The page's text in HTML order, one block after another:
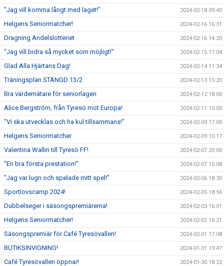
"Jag vill komma långt med laget!" 2024-02-18 09:40
Helgens Seniormatcher! 2024-02-16 16:31
Dragning Andelslotteriet 2024-02-16 14:20
"Jag vill bidra så mycket som möjligt!" 2024-02-15 17:04
Glad Alla Hjärtans Dag! 2024-02-14 11:34
Träningsplan STÄNGD 13/2 2024-02-13 15:20
Bra värdemätare för seniorlagen 2024-02-12 18:00
Alice Bergström, från Tyresö mot Europa! 2024-02-11 10:00
"Vi ska utvecklas och ha kul tillsammans!" 2024-02-09 17:00
Helgens Seniormatcher 2024-02-09 10:17
Valentina Wallin till Tyresö FF! 2024-02-07 20:00
"En bra första prestation!" 2024-02-07 15:08
"Jag var lugn och spelade mitt spel!" 2024-02-06 18:30
Sportlovscamp 2024! 2024-02-05 18:56
Dubbelseger i säsongspremiärerna! 2024-02-03 16:01
Helgens Seniormatcher! 2024-02-02 16:21
Säsongspremiär för Café Tyresövallen! 2024-02-01 17:08
BUTIKSINVIGNING! 2024-01-31 19:47
Café Tyresövallen öppnar! 2024-01-30 18:22